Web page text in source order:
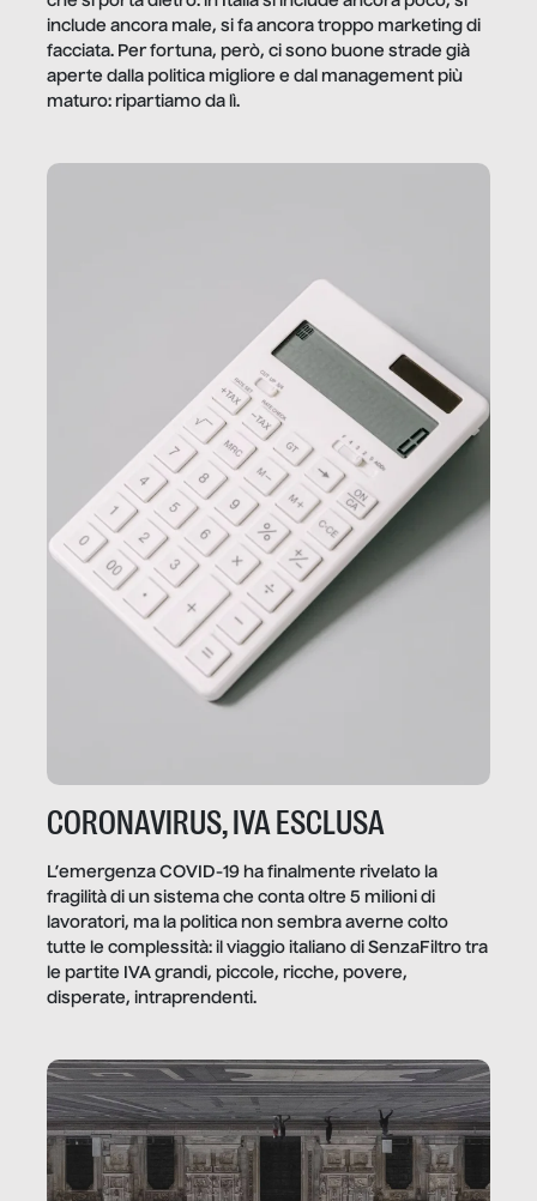
include ancora male, si fa ancora troppo marketing di
facciata. Per fortuna, però, ci sono buone strade già
aperte dalla politica migliore e dal management più
maturo: ripartiamo da lì.
CORONAVIRUS, IVA ESCLUSA
L’emergenza COVID-19 ha finalmente rivelato la
fragilità di un sistema che conta oltre 5 milioni di
lavoratori, ma la politica non sembra averne colto
tutte le complessità: il viaggio italiano di SenzaFiltro tra
le partite IVA grandi, piccole, ricche, povere,
disperate, intraprendenti.